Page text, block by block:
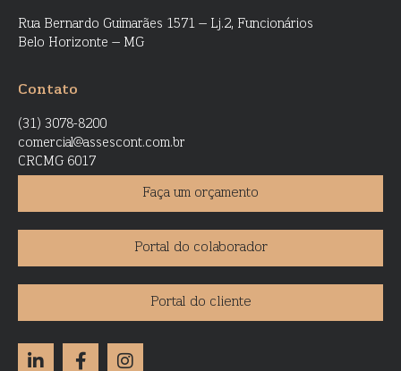
Rua Bernardo Guimarães 1571 – Lj.2, Funcionários
Belo Horizonte – MG
Contato
(31) 3078-8200
comercial@assescont.com.br
CRCMG 6017
Faça um orçamento
Portal do colaborador
Portal do cliente